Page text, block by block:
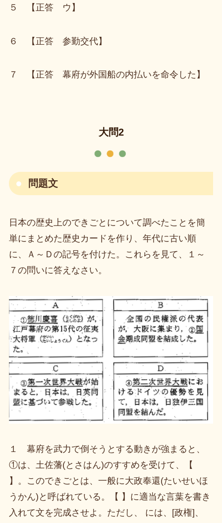
５ 【正答 ウ】
６ 【正答 参勤交代】
７ 【正答 幕府が外国船の内払いを命令した】
大問2
問題文
日本の歴史上のできごとについて調べたことを簡
単にまとめた歴史カードを作り、年代に古い順
に、Ａ～Ｄの記号を付けた。これらを見て、１～
７の問いに答えなさい。
１ 幕府を武力で倒そうとする動きが強まると、
①は、土佐藩(とさはん)のすすめを受けて、【
】。このできごとは、一般に大政奉還(たいせいほ
うかん)と呼ばれている。【 】に適当な言葉を書き
入れて文を完成させよ。ただし、 には、[政権]、